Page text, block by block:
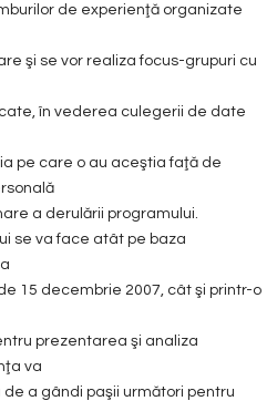
de experienţă organizate
şi se vor realiza focus-grupuri cu
în vederea culegerii de date
pe care o au aceştia faţă de
a derulării programului.
se va face atât pe baza
15 decembrie 2007, cât şi printr-o
prezentarea şi analiza
va
a gândi paşii următori pentru